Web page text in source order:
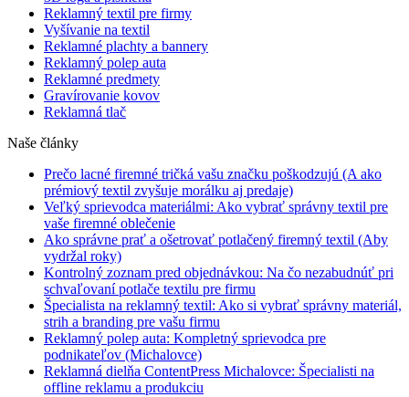
Reklamný textil pre firmy
Vyšívanie na textil
Reklamné plachty a bannery
Reklamný polep auta
Reklamné predmety
Gravírovanie kovov
Reklamná tlač
Naše články
Prečo lacné firemné tričká vašu značku poškodzujú (A ako
prémiový textil zvyšuje morálku aj predaje)
Veľký sprievodca materiálmi: Ako vybrať správny textil pre
vaše firemné oblečenie
Ako správne prať a ošetrovať potlačený firemný textil (Aby
vydržal roky)
Kontrolný zoznam pred objednávkou: Na čo nezabudnúť pri
schvaľovaní potlače textilu pre firmu
Špecialista na reklamný textil: Ako si vybrať správny materiál,
strih a branding pre vašu firmu
Reklamný polep auta: Kompletný sprievodca pre
podnikateľov (Michalovce)
Reklamná dielňa ContentPress Michalovce: Špecialisti na
offline reklamu a produkciu